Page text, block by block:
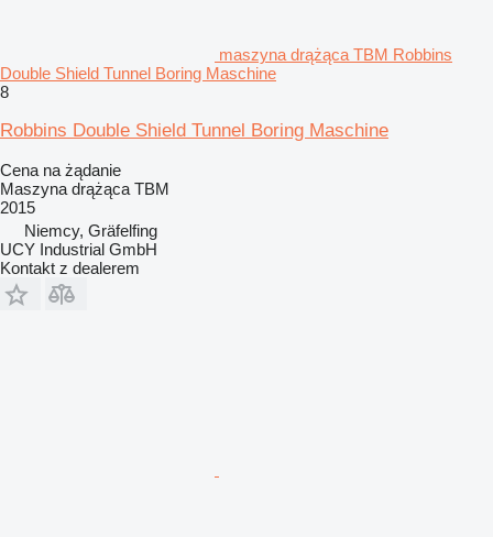
maszyna drążąca TBM Robbins
Double Shield Tunnel Boring Maschine
8
Robbins Double Shield Tunnel Boring Maschine
Cena na żądanie
Maszyna drążąca TBM
2015
Niemcy, Gräfelfing
UCY Industrial GmbH
Kontakt z dealerem